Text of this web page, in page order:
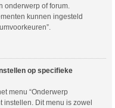
onderwerp of forum.
kunnen ingesteld
op specifieke
menu “Onderwerp
instellen. Dit menu is zowel